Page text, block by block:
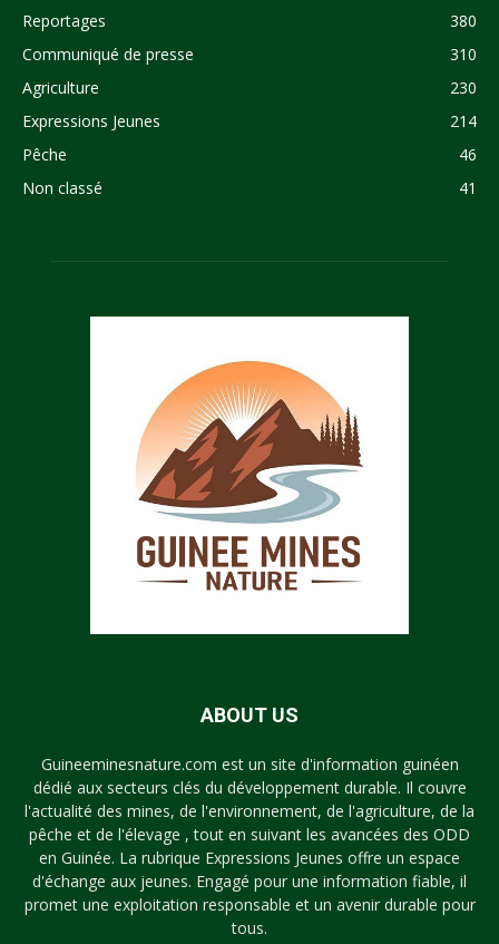
Reportages
380
Communiqué de presse
310
Agriculture
230
Expressions Jeunes
214
Pêche
46
Non classé
41
ABOUT US
Guineeminesnature.com est un site d'information guinéen
dédié aux secteurs clés du développement durable. Il couvre
l'actualité des mines, de l'environnement, de l'agriculture, de la
pêche et de l'élevage , tout en suivant les avancées des ODD
en Guinée. La rubrique Expressions Jeunes offre un espace
d'échange aux jeunes. Engagé pour une information fiable, il
promet une exploitation responsable et un avenir durable pour
tous.